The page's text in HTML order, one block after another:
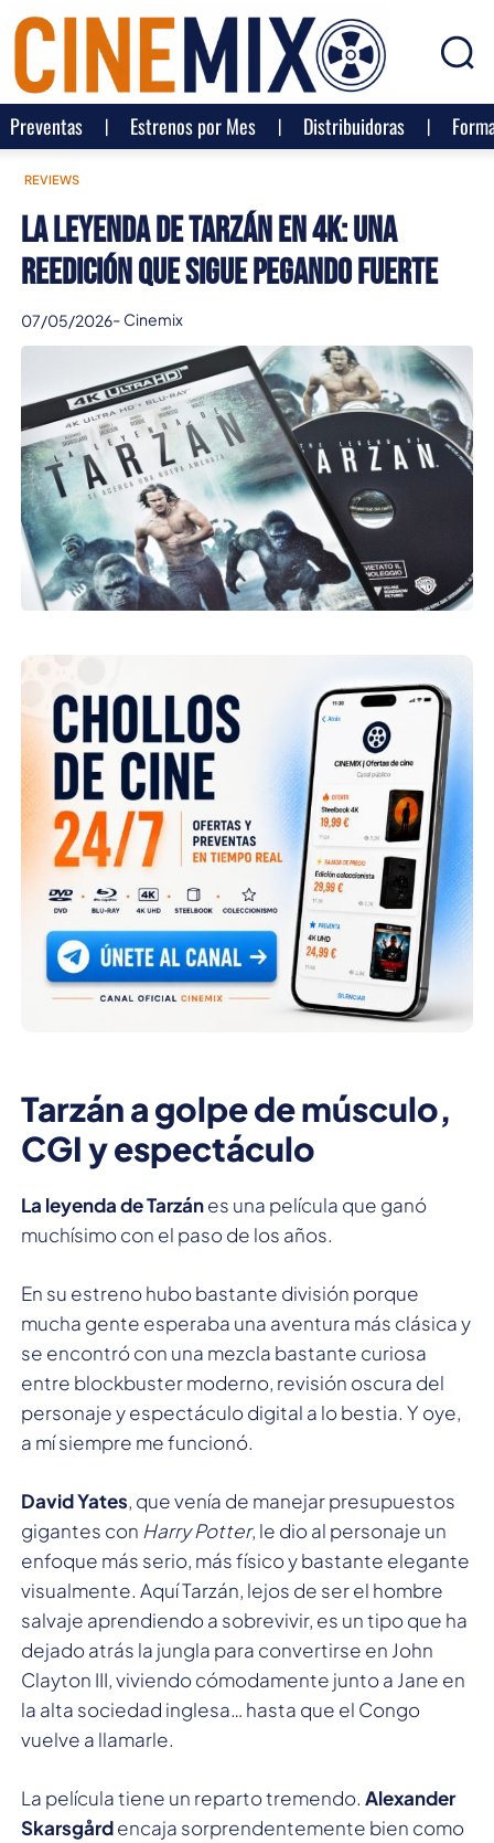
Preventas Estrenos por Mes Distribuidoras
REVIEWS
La leyenda de Tarzán en 4K: una
reedición que sigue pegando fuerte
07/05/2026- Cinemix
Tarzán a golpe de músculo,
CGI y espectáculo
La leyenda de Tarzánes una película que ganó
muchísimo con el paso de los años.
En su estreno hubo bastante división porque
mucha gente esperaba una aventura más clásica y
se encontró con una mezcla bastante curiosa
entre blockbuster moderno, revisión oscura del
personaje y espectáculo digital a lo bestia. Y oye,
a mí siempre me funcionó.
David Yates, que venía de manejar presupuestos
gigantes con Harry Potter, le dio al personaje un
enfoque más serio, más físico y bastante elegante
visualmente. Aquí Tarzán, lejos de ser el hombre
salvaje aprendiendo a sobrevivir, es un tipo que ha
dejado atrás la jungla para convertirse en John
Clayton III, viviendo cómodamente junto a Jane en
la alta sociedad inglesa… hasta que el Congo
vuelve a llamarle.
La película tiene un reparto tremendo. Alexander
Skarsgårdencaja sorprendentemente bien como